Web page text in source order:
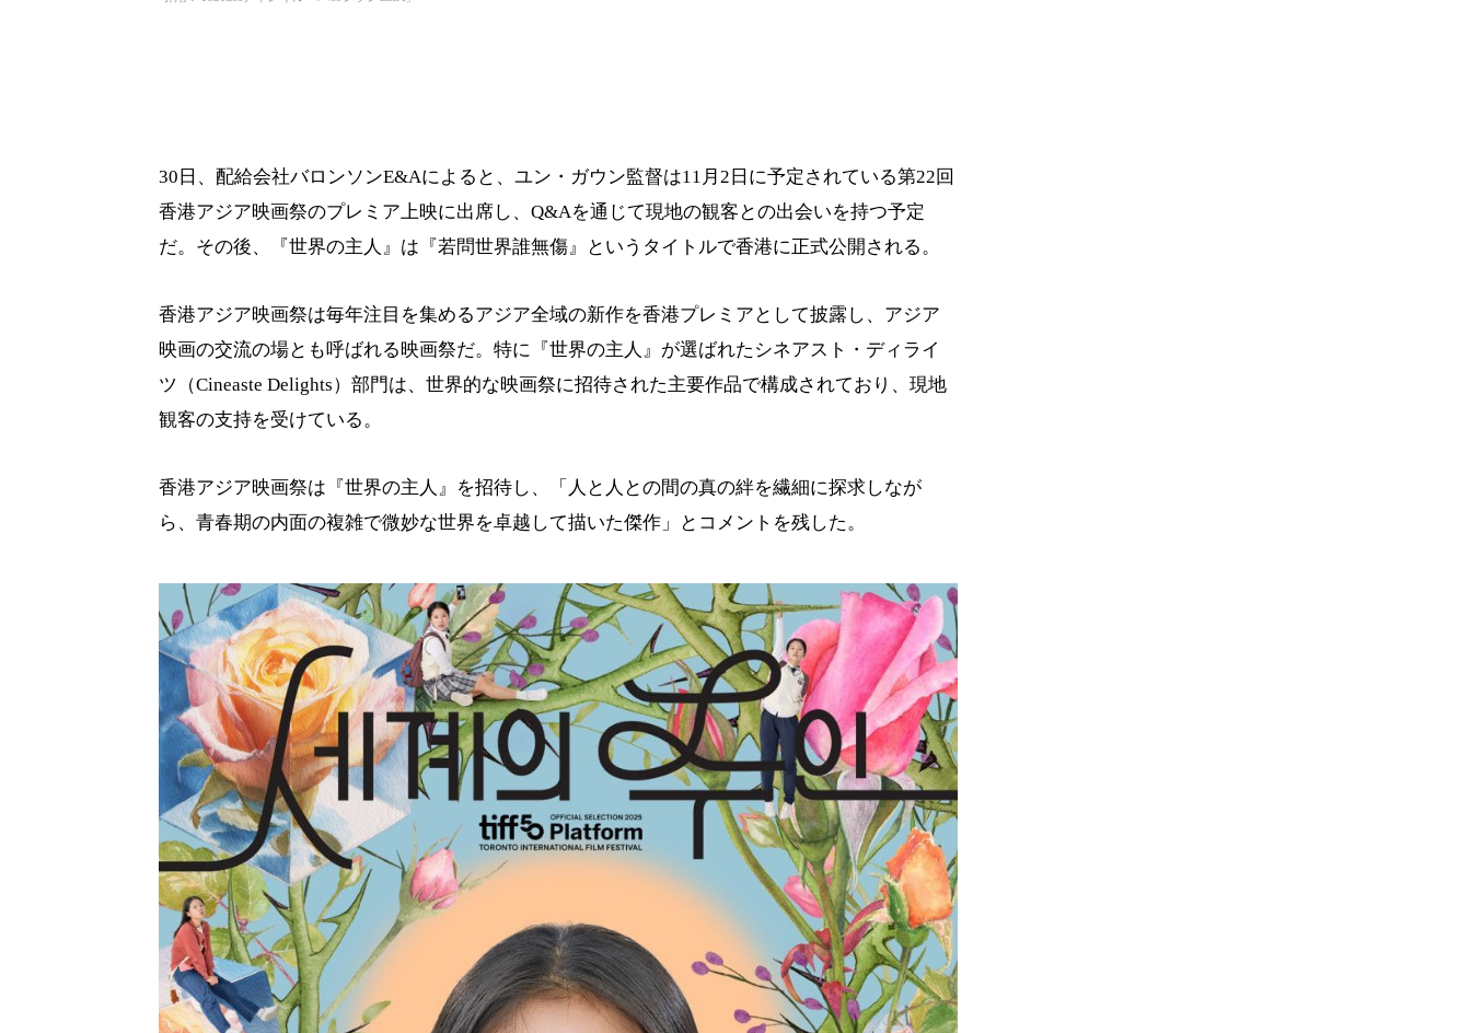
30日、配給会社バロンソンE&Aによると、ユン・ガウン監督は11月2日に予定されている第22回
香港アジア映画祭のプレミア上映に出席し、Q&Aを通じて現地の観客との出会いを持つ予定
だ。その後、『世界の主人』は『若問世界誰無傷』というタイトルで香港に正式公開される。
香港アジア映画祭は毎年注目を集めるアジア全域の新作を香港プレミアとして披露し、アジア
映画の交流の場とも呼ばれる映画祭だ。特に『世界の主人』が選ばれたシネアスト・ディライ
ツ（Cineaste Delights）部門は、世界的な映画祭に招待された主要作品で構成されており、現地
観客の支持を受けている。
香港アジア映画祭は『世界の主人』を招待し、「人と人との間の真の絆を繊細に探求しなが
ら、青春期の内面の複雑で微妙な世界を卓越して描いた傑作」とコメントを残した。